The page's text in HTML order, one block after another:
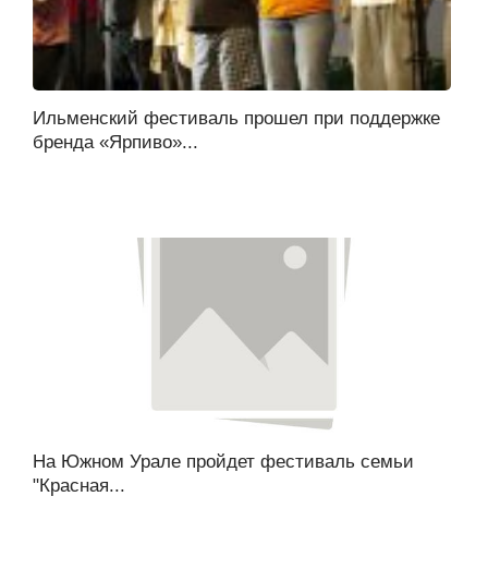
Ильменский фестиваль прошел при поддержке
бренда «Ярпиво»...
На Южном Урале пройдет фестиваль семьи
"Красная...